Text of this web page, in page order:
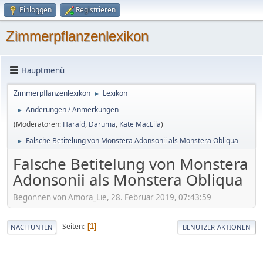
Einloggen Registrieren
Zimmerpflanzenlexikon
Hauptmenü
Zimmerpflanzenlexikon ► Lexikon
►
Änderungen / Anmerkungen
(Moderatoren: Harald, Daruma, Kate MacLila)
► Falsche Betitelung von Monstera Adonsonii als Monstera Obliqua
Falsche Betitelung von Monstera
Adonsonii als Monstera Obliqua
Begonnen von Amora_Lie, 28. Februar 2019, 07:43:59
NACH UNTEN Seiten 1 BENUTZER-AKTIONEN